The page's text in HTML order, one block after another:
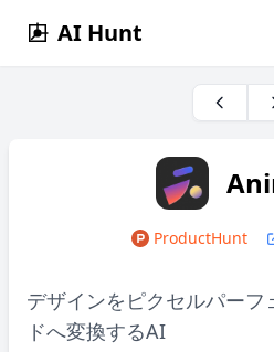
AI Hunt
ProductHunt
デザインをピクセルパー
ドへ変換するAI